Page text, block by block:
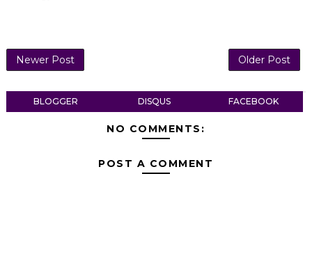
Newer Post Older Post
BLOGGER DISQUS FACEBOOK
NO COMMENTS:
POST A COMMENT